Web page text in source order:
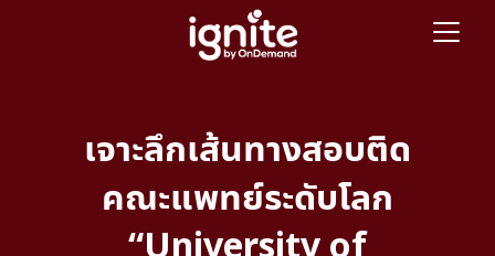
เจาะลึกเส้นทางสอบติด
คณะแพทย์ระดับโลก
“University of